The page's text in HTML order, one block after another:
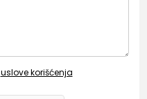
uslove korišćenja